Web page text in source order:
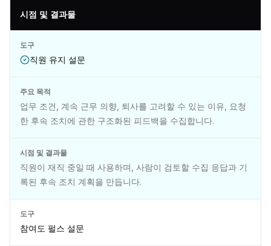
시점 및 결과물
도구
직원 유지 설문
주요 목적
업무 조건, 계속 근무 의향, 퇴사를 고려할 수 있는 이유, 요청
한 후속 조치에 관한 구조화된 피드백을 수집합니다.
시점 및 결과물
직원이 재직 중일 때 사용하며, 사람이 검토할 수집 응답과 기
록된 후속 조치 계획을 만듭니다.
도구
참여도 펄스 설문